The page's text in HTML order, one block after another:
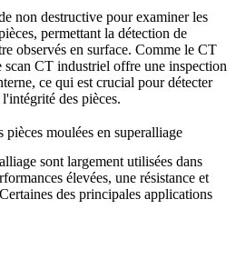
non destructive pour examiner les
permettant la détection de
observés en surface. Comme le CT
scan CT industriel offre une inspection
ce qui est crucial pour détecter
des pièces.
moulées en superalliage
sont largement utilisées dans
élevées, une résistance et
des principales applications